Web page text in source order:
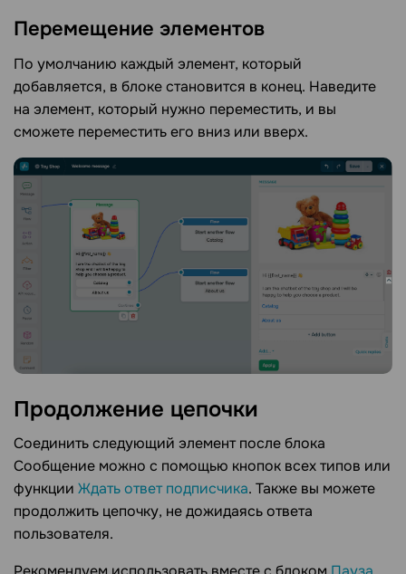
Перемещение элементов
По умолчанию каждый элемент, который
добавляется, в блоке становится в конец. Наведите
на элемент, который нужно переместить, и вы
сможете переместить его вниз или вверх.
Продолжение цепочки
Соединить следующий элемент после блока
Сообщение можно с помощью кнопок всех типов или
функции Ждать ответ подписчика. Также вы можете
продолжить цепочку, не дожидаясь ответа
пользователя.